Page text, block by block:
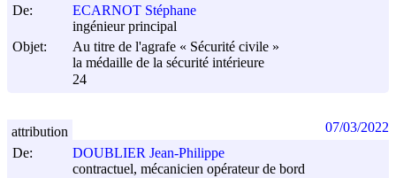
De:
ECARNOT Stéphane
ingénieur principal
Objet:
Au titre de l'agrafe « Sécurité civile »
la médaille de la sécurité intérieure
24
De:
DOUBLIER Jean-Philippe
contractuel, mécanicien opérateur de bord
attribution 07/03/2022